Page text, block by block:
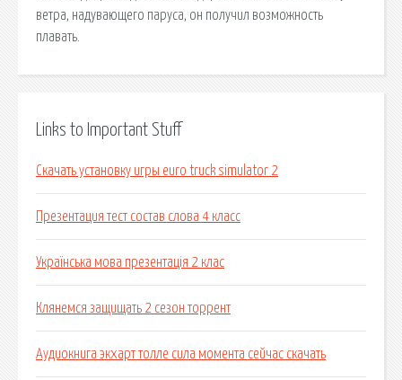
ветра, надувающего паруса, он получил возможность
плавать.
Links to Important Stuff
Скачать установку игры euro truck simulator 2
Презентация тест состав слова 4 класс
Українська мова презентація 2 клас
Клянемся защищать 2 сезон торрент
Аудиокнига экхарт толле сила момента сейчас скачать